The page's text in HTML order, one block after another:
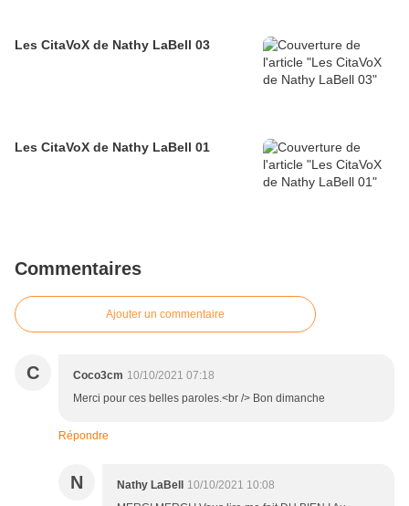
Les CitaVoX de Nathy LaBell 03
Les CitaVoX de Nathy LaBell 01
Commentaires
Ajouter un commentaire
C Coco3cm 10/10/2021 07:18
Merci pour ces belles paroles.<br /> Bon dimanche
Répondre
N Nathy LaBell
10/10/2021 10:08